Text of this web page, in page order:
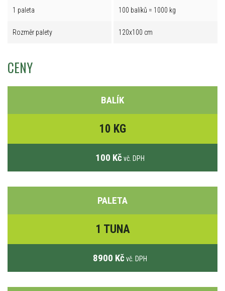
1 paleta 100 balíků = 1000 kg
Rozměr palety 120x100 cm
CENY
BALÍK
10 KG
100 Kč vč. DPH
PALETA
1 TUNA
8900 Kč vč. DPH